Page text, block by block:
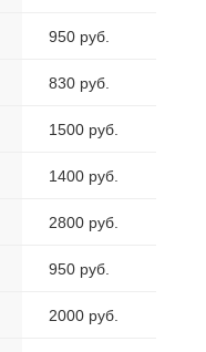
950 руб.
830 руб.
1500 руб.
1400 руб.
2800 руб.
950 руб.
2000 руб.